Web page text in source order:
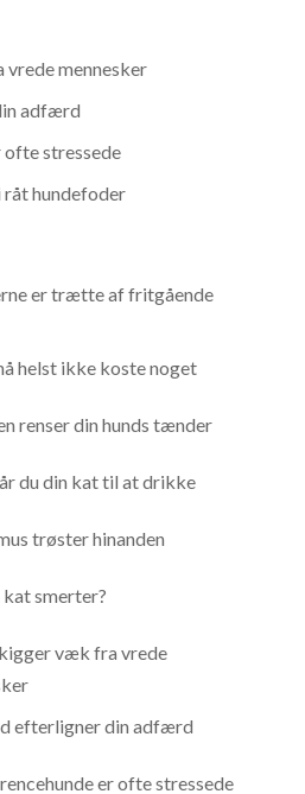
mennesker
adfærd
ofte stressede
hundefoder
er trætte af fritgående
helst ikke koste noget
renser din hunds tænder
du din kat til at drikke
trøster hinanden
smerter?
væk fra vrede
efterligner din adfærd
er ofte stressede